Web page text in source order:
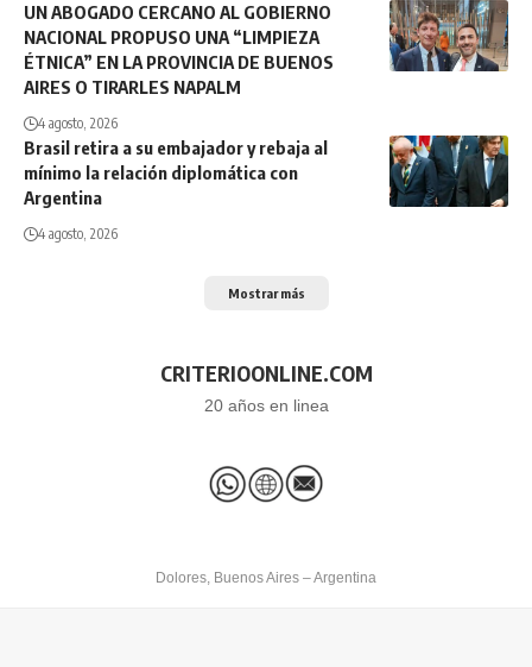
UN ABOGADO CERCANO AL GOBIERNO
NACIONAL PROPUSO UNA “LIMPIEZA
ÉTNICA” EN LA PROVINCIA DE BUENOS
AIRES O TIRARLES NAPALM
4 agosto, 2026
Brasil retira a su embajador y rebaja al
mínimo la relación diplomática con
Argentina
4 agosto, 2026
Mostrar más
CRITERIOONLINE.COM
20 años en linea
Dolores, Buenos Aires – Argentina